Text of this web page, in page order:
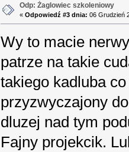
Odp: Żaglowiec szkoleniowy
«Odpowiedź #3 dnia: 06 Grudzień
Wy to macie
patrze na takie
takiego kadluba
przyzwyczajony
dluzej nad tym
Fajny projekcik.